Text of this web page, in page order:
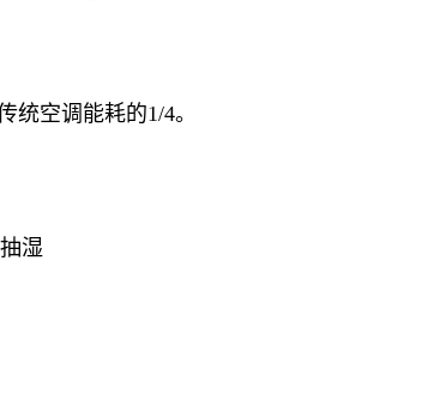
空调能耗的1/4。
湿